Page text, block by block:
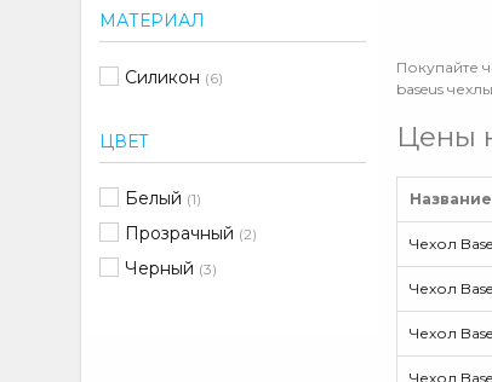
МАТЕРИАЛ
Силикон (6)
ЦВЕТ
Белый (1)
Прозрачный (2)
Черный (3)
Покупайте
baseus
Цены
Название
Чехол
Чехол
Чехол
Чехол